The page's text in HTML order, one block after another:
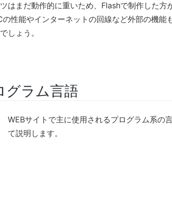
はまだ動作的に重いため、Flashで制作した方
性能やインターネットの回線など外部の機能
しょう。
グラム言語
WEBサイトで主に使用されるプログラム系の
て説明します。